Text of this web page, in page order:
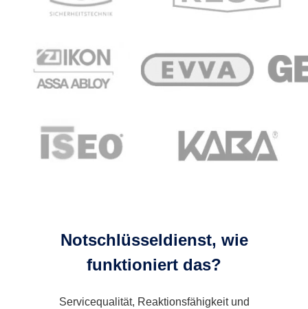
Notschlüsseldienst, wie
funktioniert das?
Servicequalität, Reaktionsfähigkeit und